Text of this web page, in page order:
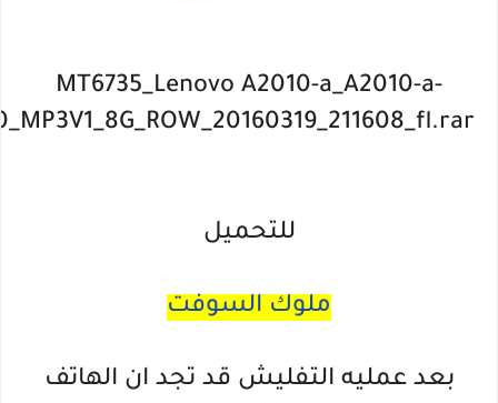
MT6735_Lenovo A2010-a_A2010-a-
للتحميل
ملوك السوفت
بعد عمليه التفليش قد تجد ان الهاتف